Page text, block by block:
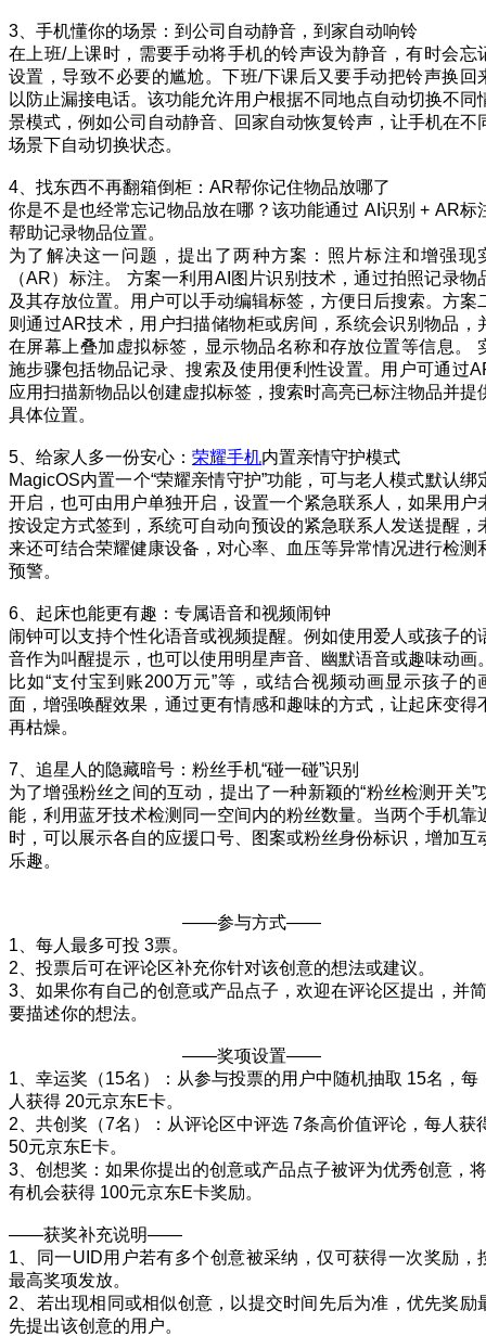
3、手机懂你的场景：到公司自动静音，到家自动响铃
在上班/上课时，需要手动将手机的铃声设为静音，有时会忘
设置，导致不必要的尴尬。下班/下课后又要手动把铃声换回
以防止漏接电话。该功能允许用户根据不同地点自动切换不同
景模式，例如公司自动静音、回家自动恢复铃声，让手机在不
场景下自动切换状态。
4、找东西不再翻箱倒柜：AR帮你记住物品放哪了
你是不是也经常忘记物品放在哪？该功能通过 AI识别 + AR标
帮助记录物品位置。
为了解决这一问题，提出了两种方案：照片标注和增强现
（AR）标注。 方案一利用AI图片识别技术，通过拍照记录物
及其存放位置。用户可以手动编辑标签，方便日后搜索。方案
则通过AR技术，用户扫描储物柜或房间，系统会识别物品，
在屏幕上叠加虚拟标签，显示物品名称和存放位置等信息。
施步骤包括物品记录、搜索及使用便利性设置。用户可通过
应用扫描新物品以创建虚拟标签，搜索时高亮已标注物品并提
具体位置。
5、给家人多一份安心： 荣耀手机内置亲情守护模式
MagicOS内置一个“荣耀亲情守护”功能，可与老人模式默认绑
开启，也可由用户单独开启，设置一个紧急联系人，如果用户
按设定方式签到，系统可自动向预设的紧急联系人发送提醒，
来还可结合荣耀健康设备，对心率、血压等异常情况进行检测
预警。
6、起床也能更有趣：专属语音和视频闹钟
闹钟可以支持个性化语音或视频提醒。例如使用爱人或孩子的
音作为叫醒提示，也可以使用明星声音、幽默语音或趣味动画
比如“支付宝到账200万元”等，或结合视频动画显示孩子的
面，增强唤醒效果，通过更有情感和趣味的方式，让起床变得
再枯燥。
7、追星人的隐藏暗号：粉丝手机“碰一碰”识别
为了增强粉丝之间的互动，提出了一种新颖的“粉丝检测开关”
能，利用蓝牙技术检测同一空间内的粉丝数量。当两个手机靠
时，可以展示各自的应援口号、图案或粉丝身份标识，增加互
乐趣。
——参与方式——
1、每人最多可投 3票。
2、投票后可在评论区补充你针对该创意的想法或建议。
3、如果你有自己的创意或产品点子，欢迎在评论区提出，并简
要描述你的想法。
——奖项设置——
1、幸运奖（15名）：从参与投票的用户中随机抽取 15名，每
人获得 20元京东E卡。
2、共创奖（7名）：从评论区中评选 7条高价值评论，每人获
50元京东E卡。
3、创想奖：如果你提出的创意或产品点子被评为优秀创意，将
有机会获得 100元京东E卡奖励。
——获奖补充说明——
1、同一UID用户若有多个创意被采纳，仅可获得一次奖励，
最高奖项发放。
2、若出现相同或相似创意，以提交时间先后为准，优先奖励
先提出该创意的用户。